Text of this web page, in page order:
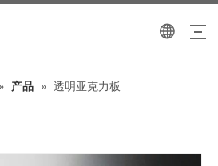
» 产品 » 透明亚克力板